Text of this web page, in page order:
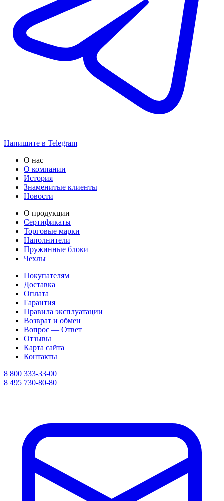
Напишите в Telegram
О нас
О компании
История
Знаменитые клиенты
Новости
О продукции
Сертификаты
Торговые марки
Наполнители
Пружинные блоки
Чехлы
Покупателям
Доставка
Оплата
Гарантия
Правила эксплуатации
Возврат и обмен
Вопрос — Ответ
Отзывы
Карта сайта
Контакты
8 800 333-33-00
8 495 730-80-80